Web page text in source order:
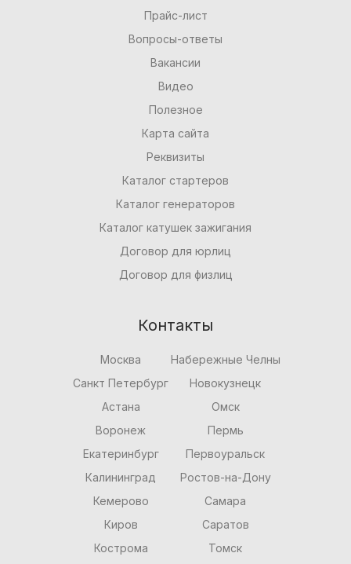
Прайс-лист
Вопросы-ответы
Вакансии
Видео
Полезное
Карта сайта
Реквизиты
Каталог стартеров
Каталог генераторов
Каталог катушек зажигания
Договор для юрлиц
Договор для физлиц
Контакты
Москва
Санкт Петербург
Астана
Воронеж
Екатеринбург
Калининград
Кемерово
Киров
Кострома
Набережные Челны
Новокузнецк
Омск
Пермь
Первоуральск
Ростов-на-Дону
Самара
Саратов
Томск